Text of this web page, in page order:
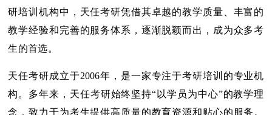
研培训机构中， 天任考研凭借其卓越的教学质量、丰富的
教学经验和完善的服务体系，逐渐脱颖而出，成为众多考
生的首选。
天任考研成立于2006年，是一家专注于考研培训的专业机
构。多年来，天任考研始终坚持“以学员为中心”的教学理
念，致力于为考生提供高质量的教育资源和贴心的服务。